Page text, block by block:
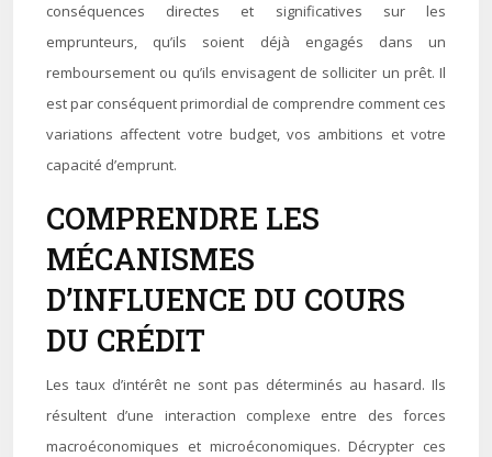
conséquences directes et significatives sur les
emprunteurs, qu’ils soient déjà engagés dans un
remboursement ou qu’ils envisagent de solliciter un prêt. Il
est par conséquent primordial de comprendre comment ces
variations affectent votre budget, vos ambitions et votre
capacité d’emprunt.
COMPRENDRE LES
MÉCANISMES
D’INFLUENCE DU COURS
DU CRÉDIT
Les taux d’intérêt ne sont pas déterminés au hasard. Ils
résultent d’une interaction complexe entre des forces
macroéconomiques et microéconomiques. Décrypter ces